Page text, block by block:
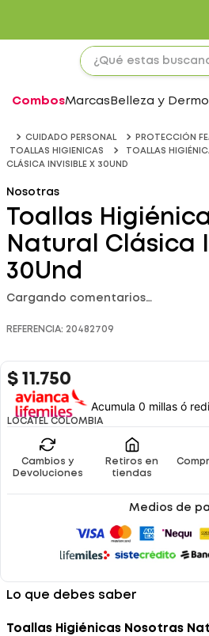
CombosMarcas Belleza y
CUIDADO PERSONAL
PROTECCIÓN
TOALLAS HIGIENICAS
TOALLAS
CLÁSICA INVISIBLE X 30UND
Nosotras
Toallas
Natural Clásica
30Und
Cargando comentarios…
REFERENCIA: 20482709
$ 11 .750
Acumula 0 millas ó
LOCATEL COLOMBIA
Cambios y
Devoluciones
Retiros en
tiendas
Medios de
Lo que debes saber
Toallas Higiénicas Nosotras